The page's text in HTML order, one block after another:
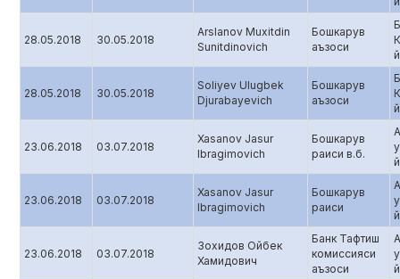
28.05.2018 30.05.2018
Arslanov Muxitdin
Sunitdinovich
Бошкарув
аъзоси
28.05.2018 30.05.2018
Soliyev Ulugbek
Djurabayevich
Бошкарув
аъзоси
23.06.2018 03.07.2018
Xasanov Jasur
Ibragimovich
Бошкарув
раиси в.б.
23.06.2018 03.07.2018
Xasanov Jasur
Ibragimovich
Бошкарув
раиси
23.06.2018 03.07.2018
Зохидов Ойбек
Хамидович
Банк Тафтиш
комиссияси
аъзоси